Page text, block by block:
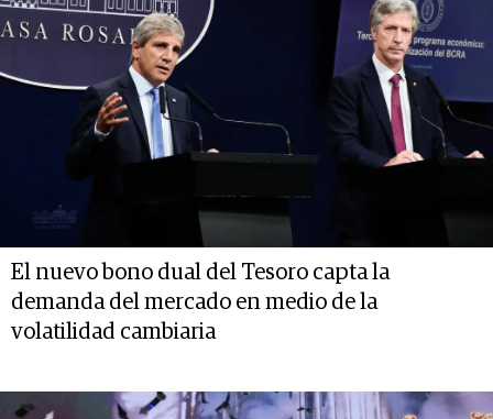
El nuevo bono dual del Tesoro capta la
demanda del mercado en medio de la
volatilidad cambiaria